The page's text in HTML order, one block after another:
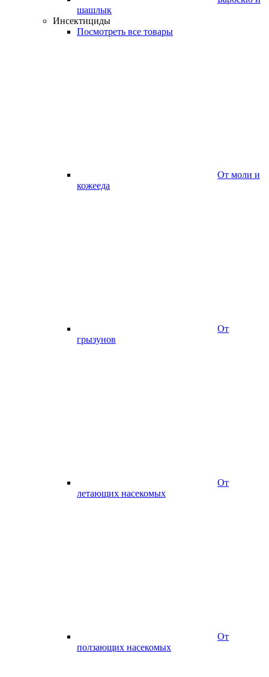
шашлык
Инсектициды
Посмотреть все товары
От моли и
кожееда
От
грызунов
От
летающих насекомых
От
ползающих насекомых